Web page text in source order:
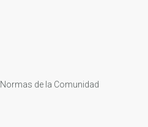
Normas de la Comunidad